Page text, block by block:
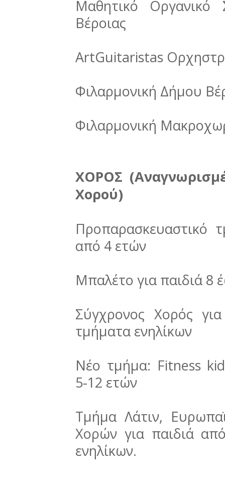
Μαθητικό Οργανικό
Βέροιας
ArtGuitaristas
Φιλαρμονική Δήμου
Φιλαρμονική
ΧΟΡΟΣ
Χορού)
Προπαρασκευαστικό
από 4 ετών
Μπαλέτο για παιδιά 8
Σύγχρονος Χορός
τμήματα ενηλίκων
Νέο τμήμα: Fitness
5-12 ετών
Τμήμα Λάτιν,
Χορών για παιδιά
ενηλίκων.